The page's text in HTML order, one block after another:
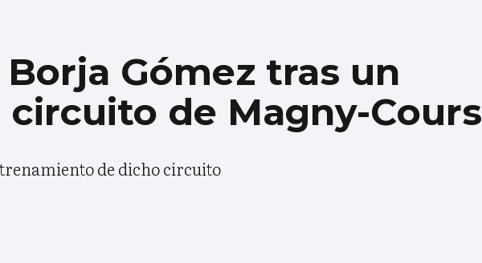
Gómez tras un
de Magny-Cours
de dicho circuito